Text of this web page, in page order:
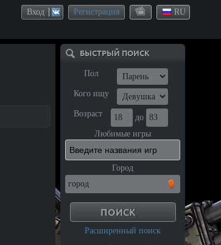
Вход Регистрация RU
БЫСТРЫЙ ПОИСК
Пол
Кого ищу
Возраст
до
Любимые игры
Город
Расширенный поиск